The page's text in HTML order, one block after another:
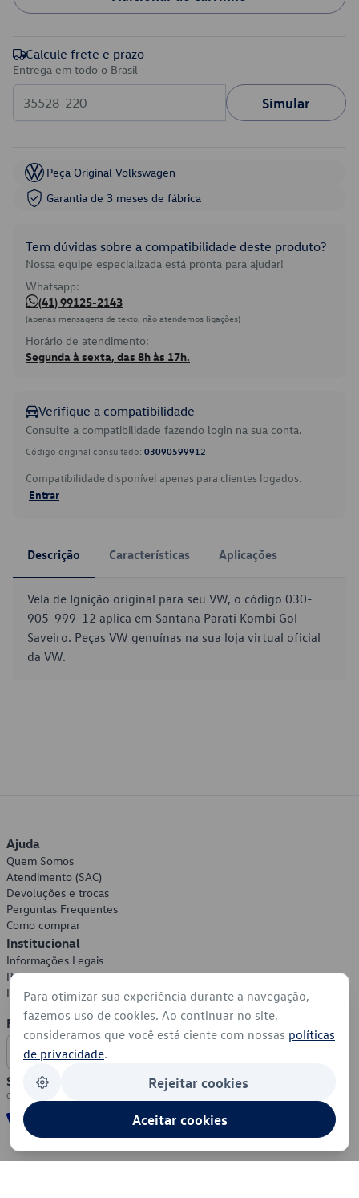
Calcule frete e prazo
Entrega em todo o Brasil
Simular
Peça Original Volkswagen
Garantia de 3 meses de fábrica
Tem dúvidas sobre a compatibilidade deste produto?
Nossa equipe especializada está pronta para ajudar!
Whatsapp:
(41) 99125-2143
(apenas mensagens de texto, não atendemos ligações)
Horário de atendimento:
Segunda à sexta, das 8h às 17h.
Verifique a compatibilidade
Consulte a compatibilidade fazendo login na sua conta.
Código original consultado: 03090599912
Compatibilidade disponível apenas para clientes logados.
Entrar
Descrição Características Aplicações
Vela de Ignição original para seu VW, o código 030-
905-999-12 aplica em Santana Parati Kombi Gol
Saveiro. Peças VW genuínas na sua loja virtual oficial
da VW.
Ajuda
Quem Somos
Atendimento (SAC)
Devoluções e trocas
Perguntas Frequentes
Como comprar
Institucional
Informações Legais
Política de Privacidade
Política de Cookies
Formas de Pagamento
Segurança
Para otimizar sua experiência durante a navegação,
fazemos uso de cookies. Ao continuar no site,
consideramos que você está ciente com nossas políticas
de privacidade.
Rejeitar cookies
Aceitar cookies